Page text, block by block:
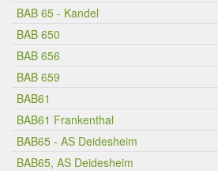
BAB 65 - Kandel
BAB 650
BAB 656
BAB 659
BAB61
BAB61 Frankenthal
BAB65 - AS Deidesheim
BAB65, AS Deidesheim